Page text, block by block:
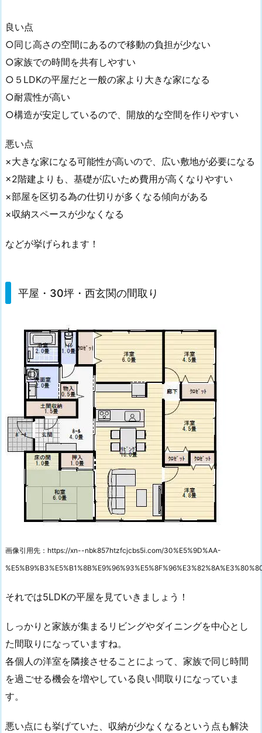
良い点
○同じ高さの空間にあるので移動の負担が少ない
○家族での時間を共有しやすい
○５LDKの平屋だと一般の家より大きな家になる
○耐震性が高い
○構造が安定しているので、開放的な空間を作りやすい
悪い点
×大きな家になる可能性が高いので、広い敷地が必要になる
×2階建よりも、基礎が広いため費用が高くなりやすい
×部屋を区切る為の仕切りが多くなる傾向がある
×収納スペースが少なくなる
などが挙げられます！
平屋・30坪・西玄関の間取り
画像引用先：https://xn--nbk857htzfcjcbs5i.com/30%E5%9D%AA-
それでは5LDKの平屋を見ていきましょう！
しっかりと家族が集まるリビングやダイニングを中心とし
た間取りになっていますね。
各個人の洋室を隣接させることによって、家族で同じ時間
を過ごせる機会を増やしている良い間取りになっていま
す。
悪い点にも挙げていた、収納が少なくなるという点も解決